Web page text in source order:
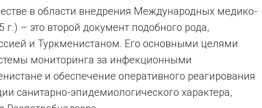
в области внедрения Международных медико-
– это второй документ подобного рода,
и Туркменистаном. Его основными целями
мониторинга за инфекционными
и обеспечение оперативного реагирования
санитарно-эпидемиологического характера,